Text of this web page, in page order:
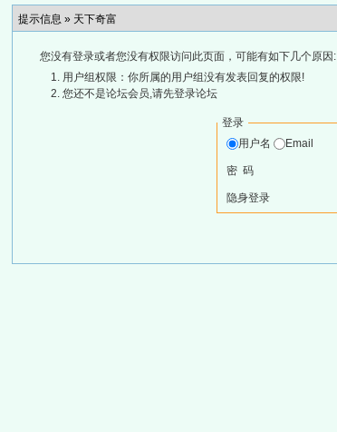
提示信息 » 天下奇富
您没有登录或者您没有权限访问此页面，可能有如下几个原因:
用户组权限：你所属的用户组没有发表回复的权限!
您还不是论坛会员,请先登录论坛
登录
用户名
Email
密 码
隐身登录